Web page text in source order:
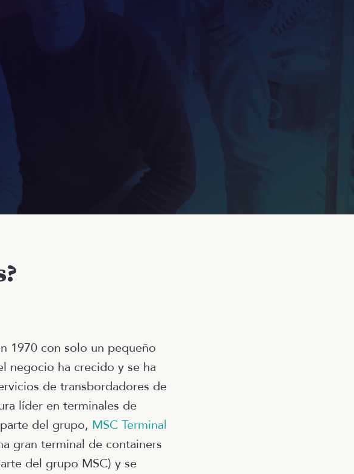
1970 con solo un pequeño
negocio ha crecido y se ha
de transbordadores de
líder en terminales de
del grupo, MSC Terminal
gran terminal de containers
del grupo MSC) y se